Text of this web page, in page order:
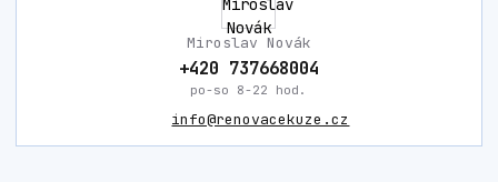
Miroslav Novák
+420 737668004
po-so 8-22 hod.
info@renovacekuze.cz